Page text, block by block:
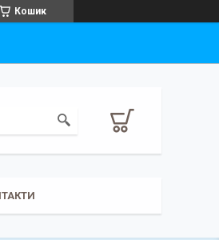
Кошик